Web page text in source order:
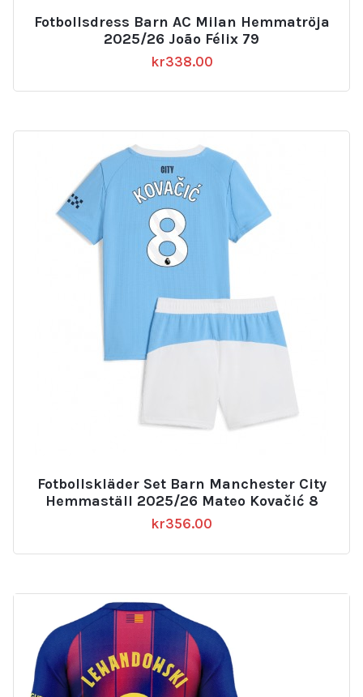
Fotbollsdress Barn AC Milan Hemmatröja
2025/26 João Félix 79
kr338.00
Fotbollskläder Set Barn Manchester City
Hemmaställ 2025/26 Mateo Kovačić 8
kr356.00